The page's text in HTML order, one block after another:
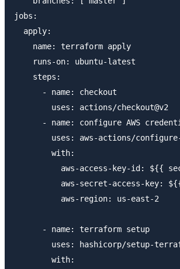
jobs:
  apply:
    name: terraform apply
    runs-on: ubuntu-latest
    steps:
      - name: checkout
        uses: actions/checkout@v2
- name: configure AWS
uses: aws-actions/
        with:
aws-access-key-id: ${{
aws-secret-access-key:
          aws-region: us-east-2
      - name: terraform setup
uses: hashicorp/setup-
        with: